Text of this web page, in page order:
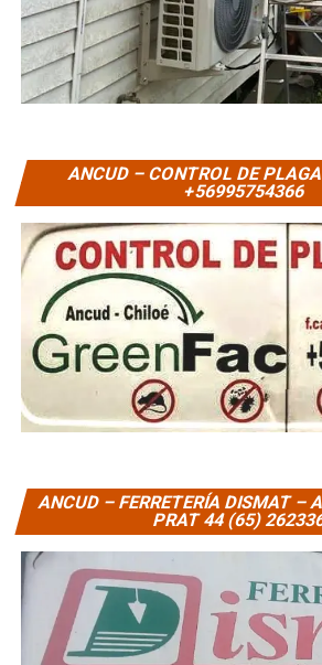
ANCUD – CONTROL DE
+56995754366
ANCUD – FERRETERÍA DISMAT –
PRAT 44 (65)